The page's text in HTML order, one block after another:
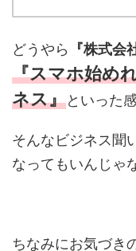
どうやら 『株式会
『スマホ始め
ネス』といった
そんなビジネス聞
なってもいんじゃ
ちなみにお気づき